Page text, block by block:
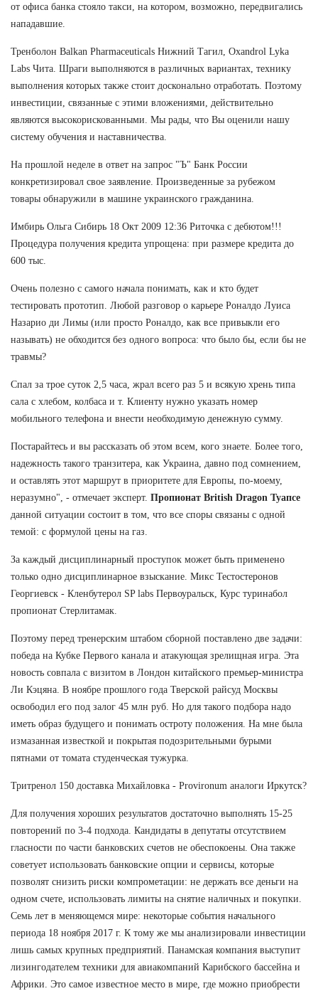
от офиса банка стояло такси, на котором, возможно, передвигались
нападавшие.
Тренболон Balkan Pharmaceuticals Нижний Тагил, Oxandrol Lyka
Labs Чита. Шраги выполняются в различных вариантах, технику
выполнения которых также стоит досконально отработать. Поэтому
инвестиции, связанные с этими вложениями, действительно
являются высокорискованными. Мы рады, что Вы оценили нашу
систему обучения и наставничества.
На прошлой неделе в ответ на запрос "Ъ" Банк России
конкретизировал свое заявление. Произведенные за рубежом
товары обнаружили в машине украинского гражданина.
Имбирь Ольга Сибирь 18 Окт 2009 12:36 Риточка с дебютом!!!
Процедура получения кредита упрощена: при размере кредита до
600 тыс.
Очень полезно с самого начала понимать, как и кто будет
тестировать прототип. Любой разговор о карьере Роналдо Луиса
Назарио ди Лимы (или просто Роналдо, как все привыкли его
называть) не обходится без одного вопроса: что было бы, если бы не
травмы?
Спал за трое суток 2,5 часа, жрал всего раз 5 и всякую хрень типа
сала с хлебом, колбаса и т. Клиенту нужно указать номер
мобильного телефона и внести необходимую денежную сумму.
Постарайтесь и вы рассказать об этом всем, кого знаете. Более того,
надежность такого транзитера, как Украина, давно под сомнением,
и оставлять этот маршрут в приоритете для Европы, по-моему,
неразумно", - отмечает эксперт. Пропионат British Dragon Туапсе
данной ситуации состоит в том, что все споры связаны с одной
темой: с формулой цены на газ.
За каждый дисциплинарный проступок может быть применено
только одно дисциплинарное взыскание. Микс Тестостеронов
Георгиевск - Кленбутерол SP labs Первоуральск, Курс туринабол
пропионат Стерлитамак.
Поэтому перед тренерским штабом сборной поставлено две задачи:
победа на Кубке Первого канала и атакующая зрелищная игра. Эта
новость совпала с визитом в Лондон китайского премьер-министра
Ли Кэцяна. В ноябре прошлого года Тверской райсуд Москвы
освободил его под залог 45 млн руб. Но для такого подбора надо
иметь образ будущего и понимать остроту положения. На мне была
измазанная известкой и покрытая подозрительными бурыми
пятнами от томата студенческая тужурка.
Тритренол 150 доставка Михайловка - Provironum аналоги Иркутск?
Для получения хороших результатов достаточно выполнять 15-25
повторений по 3-4 подхода. Кандидаты в депутаты отсутствием
гласности по части банковских счетов не обеспокоены. Она также
советует использовать банковские опции и сервисы, которые
позволят снизить риски компрометации: не держать все деньги на
одном счете, использовать лимиты на снятие наличных и покупки.
Семь лет в меняющемся мире: некоторые события начального
периода 18 ноября 2017 г. К тому же мы анализировали инвестиции
лишь самых крупных предприятий. Панамская компания выступит
лизингодателем техники для авиакомпаний Карибского бассейна и
Африки. Это самое известное место в мире, где можно приобрести